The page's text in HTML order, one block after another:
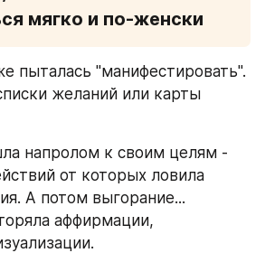
мягко и по-женски
пыталась "манифестировать".
напролом к своим целям -
от которых ловила
А потом выгорание...